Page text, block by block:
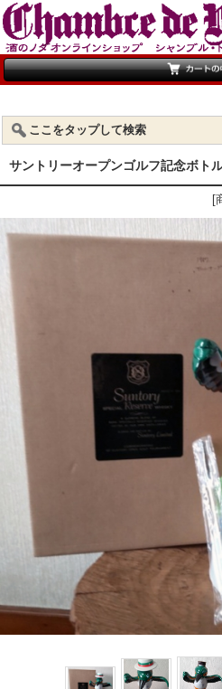
ここをタップして検索
サントリーオープンゴルフ記念ボト
[